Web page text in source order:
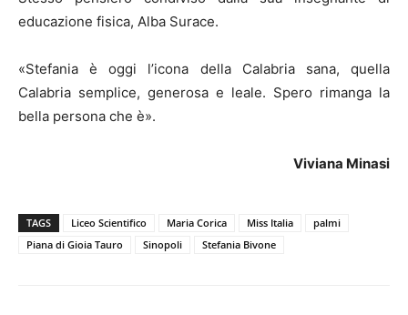
educazione fisica, Alba Surace.
«Stefania è oggi l’icona della Calabria sana, quella
Calabria semplice, generosa e leale. Spero rimanga la
bella persona che è».
Viviana Minasi
TAGS Liceo Scientifico Maria Corica Miss Italia
palmi
Piana di Gioia Tauro
Sinopoli Stefania Bivone